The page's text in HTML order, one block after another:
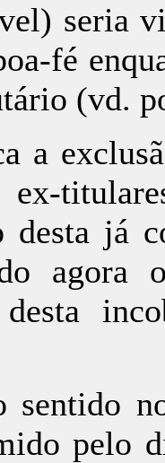
seria
fé
(vd.
a
ex-
desta já
desta
sentido
pelo